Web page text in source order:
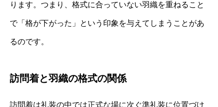
ります。つまり、格式に合っていない羽織を重ねること
で「格が下がった」という印象を与えてしまうことがあ
るのです。
訪問着と羽織の格式の関係
訪問着は礼装の中では正式な場に次ぐ準礼装に位置づけ